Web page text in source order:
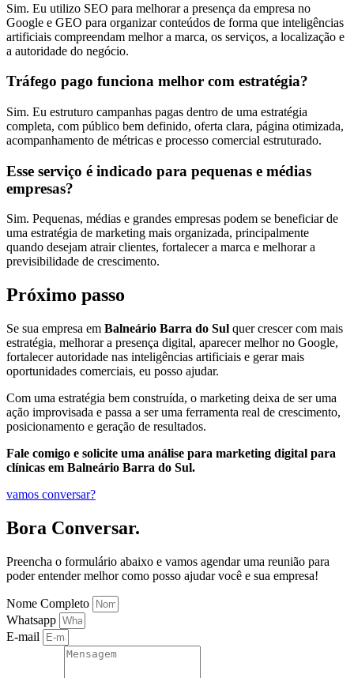
Sim. Eu utilizo SEO para melhorar a presença da empresa no
Google e GEO para organizar conteúdos de forma que inteligências
artificiais compreendam melhor a marca, os serviços, a localização e
a autoridade do negócio.
Tráfego pago funciona melhor com estratégia?
Sim. Eu estruturo campanhas pagas dentro de uma estratégia
completa, com público bem definido, oferta clara, página otimizada,
acompanhamento de métricas e processo comercial estruturado.
Esse serviço é indicado para pequenas e médias
empresas?
Sim. Pequenas, médias e grandes empresas podem se beneficiar de
uma estratégia de marketing mais organizada, principalmente
quando desejam atrair clientes, fortalecer a marca e melhorar a
previsibilidade de crescimento.
Próximo passo
Se sua empresa em Balneário Barra do Sul quer crescer com mais
estratégia, melhorar a presença digital, aparecer melhor no Google,
fortalecer autoridade nas inteligências artificiais e gerar mais
oportunidades comerciais, eu posso ajudar.
Com uma estratégia bem construída, o marketing deixa de ser uma
ação improvisada e passa a ser uma ferramenta real de crescimento,
posicionamento e geração de resultados.
Fale comigo e solicite uma análise para marketing digital para
clínicas em Balneário Barra do Sul.
vamos conversar?
Bora Conversar.
Preencha o formulário abaixo e vamos agendar uma reunião para
poder entender melhor como posso ajudar você e sua empresa!
Nome Completo
Whatsapp
E-mail